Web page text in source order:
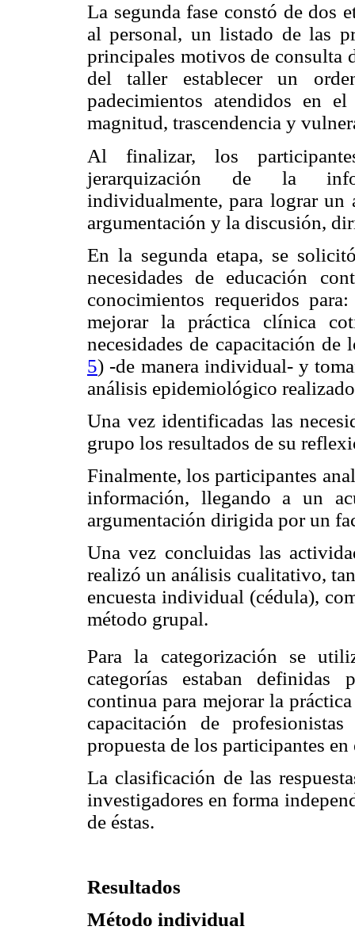
La segunda fase constó de dos
al personal, un listado de las
principales motivos de consulta
del taller establecer un
padecimientos atendidos en
magnitud, trascendencia y
Al finalizar, los
jerarquización de la
individualmente, para lograr un
argumentación y la discusión,
En la segunda etapa, se
necesidades de educación
conocimientos requeridos
mejorar la práctica clínica
necesidades de capacitación
5) -de manera individual- y
análisis epidemiológico
Una vez identificadas las
grupo los resultados de su
Finalmente, los participantes
información, llegando a un
argumentación dirigida por un
Una vez concluidas las
realizó un análisis cualitativo,
encuesta individual (cédula),
método grupal.
Para la categorización se
categorías estaban definidas
continua para mejorar la
capacitación de
propuesta de los participantes en
La clasificación de las
investigadores en forma
de éstas.
Resultados
Método individual